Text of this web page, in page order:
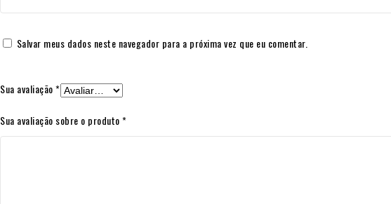
Salvar meus dados neste navegador para a próxima vez que eu comentar.
Sua avaliação*
Sua avaliação sobre o produto*